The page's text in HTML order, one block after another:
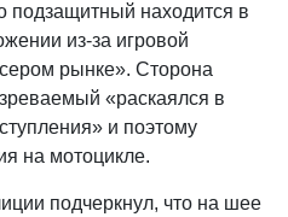
подзащитный находится в
из-за игровой
рынке». Сторона
«раскаялся в
и поэтому
на мотоцикле.
подчеркнул, что на шее